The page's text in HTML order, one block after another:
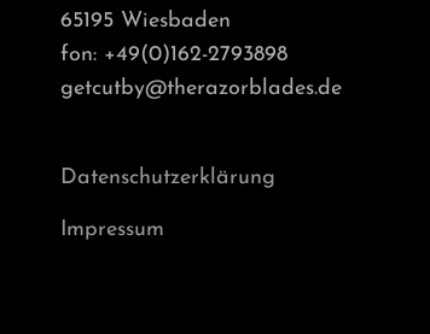
65195 Wiesbaden
fon: +49(0)162-2793898
getcutby@therazorblades.de
Datenschutzerklärung
Impressum